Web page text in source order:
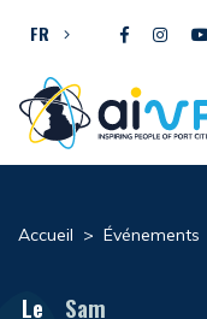
FR
Accueil > Événements
Le Sam